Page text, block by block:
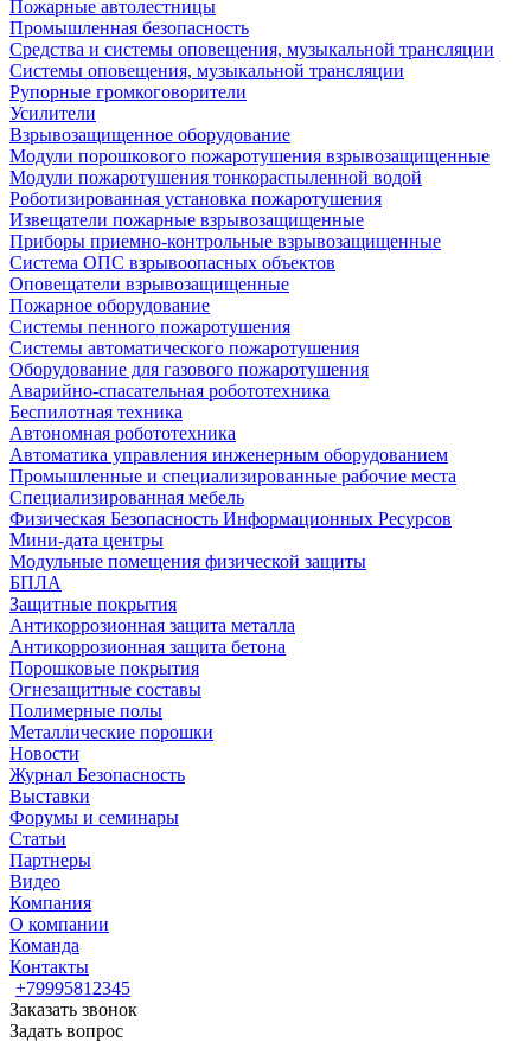
Пожарные автолестницы
Промышленная безопасность
Средства и системы оповещения, музыкальной трансляции
Системы оповещения, музыкальной трансляции
Рупорные громкоговорители
Усилители
Взрывозащищенное оборудование
Модули порошкового пожаротушения взрывозащищенные
Модули пожаротушения тонкораспыленной водой
Роботизированная установка пожаротушения
Извещатели пожарные взрывозащищенные
Приборы приемно-контрольные взрывозащищенные
Система ОПС взрывоопасных объектов
Оповещатели взрывозащищенные
Пожарное оборудование
Системы пенного пожаротушения
Системы автоматического пожаротушения
Оборудование для газового пожаротушения
Аварийно-спасательная робототехника
Беспилотная техника
Автономная робототехника
Автоматика управления инженерным оборудованием
Промышленные и специализированные рабочие места
Специализированная мебель
Физическая Безопасность Информационных Ресурсов
Мини-дата центры
Модульные помещения физической защиты
БПЛА
Защитные покрытия
Антикоррозионная защита металла
Антикоррозионная защита бетона
Порошковые покрытия
Огнезащитные составы
Полимерные полы
Металлические порошки
Новости
Журнал Безопасность
Выставки
Форумы и семинары
Статьи
Партнеры
Видео
Компания
О компании
Команда
Контакты
+79995812345
Заказать звонок
Задать вопрос